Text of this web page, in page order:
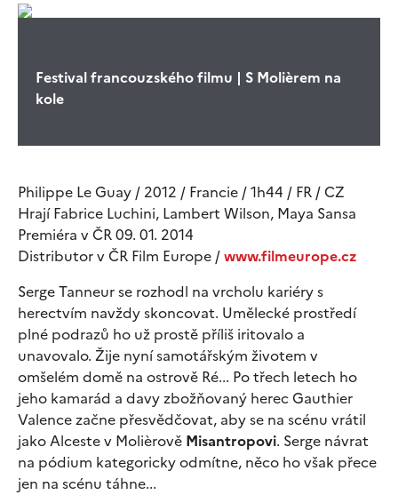
Festival francouzského filmu | S Molièrem na
kole
Philippe Le Guay / 2012 / Francie / 1h44 / FR / CZ
Hrají Fabrice Luchini, Lambert Wilson, Maya Sansa
Premiéra v ČR 09. 01. 2014
Distributor v ČR Film Europe /www.filmeurope.cz
Serge Tanneur se rozhodl na vrcholu kariéry s
herectvím navždy skoncovat. Umělecké prostředí
plné podrazů ho už prostě příliš iritovalo a
unavovalo. Žije nyní samotářským životem v
omšelém domě na ostrově Ré... Po třech letech ho
jeho kamarád a davy zbožňovaný herec Gauthier
Valence začne přesvědčovat, aby se na scénu vrátil
jako Alceste v Molièrově Misantropovi. Serge návrat
na pódium kategoricky odmítne, něco ho však přece
jen na scénu táhne...